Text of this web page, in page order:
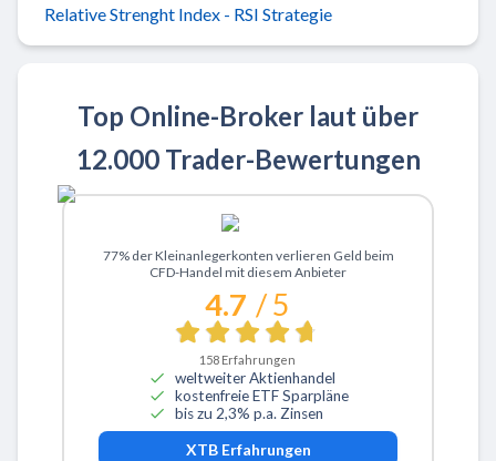
Relative Strenght Index - RSI Strategie
Top Online-Broker laut über
12.000 Trader-Bewertungen
Zu XTB
77% der Kleinanlegerkonten verlieren Geld beim
CFD-Handel mit diesem Anbieter
4.7 / 5
158 Erfahrungen
weltweiter Aktienhandel
kostenfreie ETF Sparpläne
bis zu 2,3% p.a. Zinsen
XTBErfahrungen